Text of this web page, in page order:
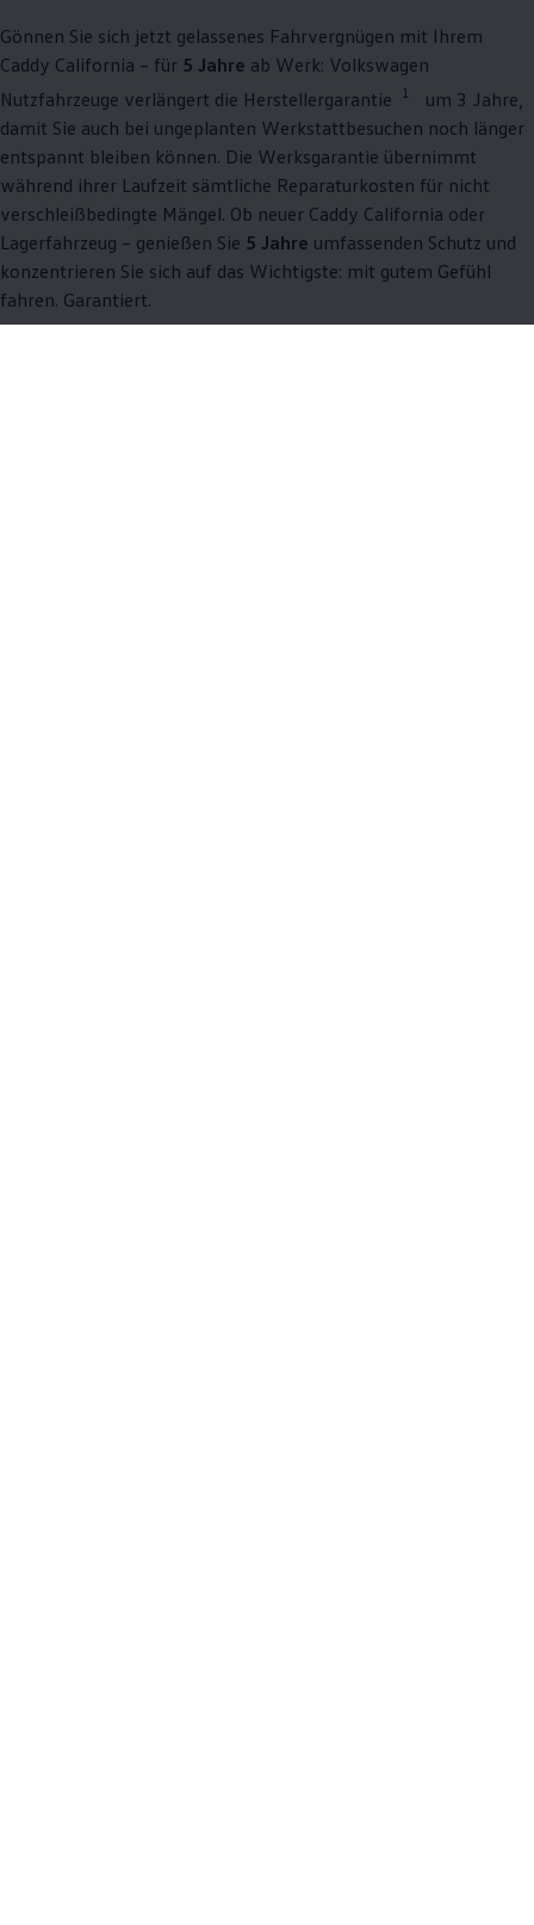
Gönnen Sie sich jetzt gelassenes Fahrvergnügen mit Ihrem
Caddy California – für 5 Jahre ab Werk: Volkswagen
Nutzfahrzeuge verlängert die Herstellergarantie 1
um 3 Jahre,
damit Sie auch bei ungeplanten Werkstattbesuchen noch länger
entspannt bleiben können. Die Werksgarantie übernimmt
während ihrer Laufzeit sämtliche Reparaturkosten für nicht
verschleißbedingte Mängel. Ob neuer Caddy California oder
Lagerfahrzeug – genießen Sie 5 Jahre umfassenden Schutz und
konzentrieren Sie sich auf das Wichtigste: mit gutem Gefühl
fahren. Garantiert.